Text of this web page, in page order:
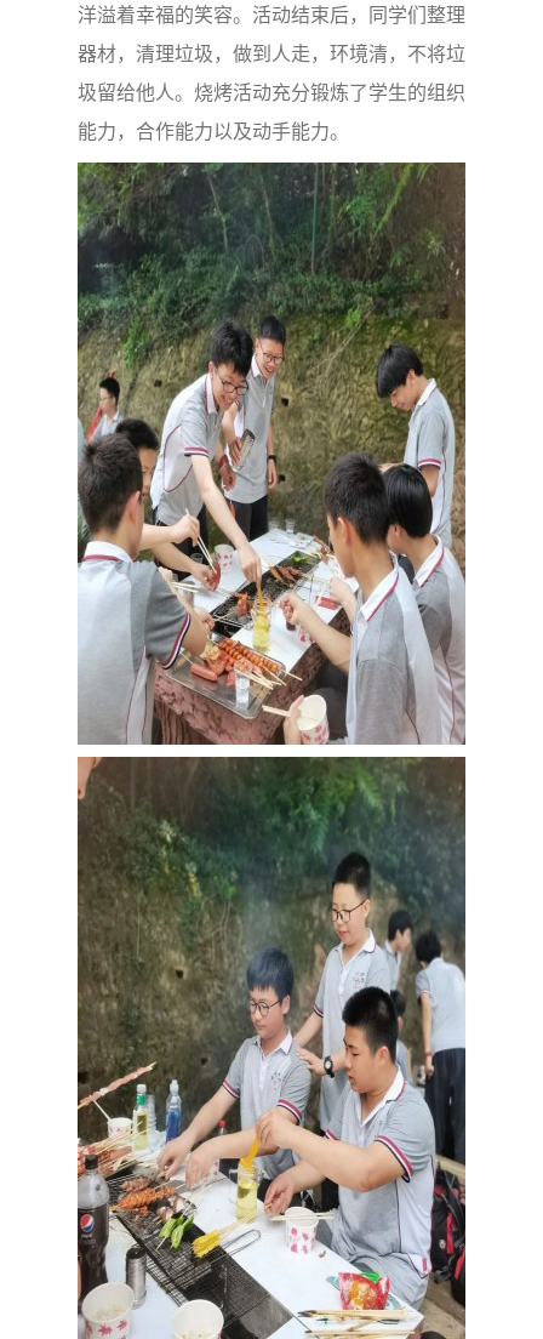
洋溢着幸福的笑容。活动结束后，同学们整理
器材，清理垃圾，做到人走，环境清，不将垃
圾留给他人。烧烤活动充分锻炼了学生的组织
能力，合作能力以及动手能力。